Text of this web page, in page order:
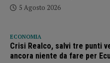
5 Agosto 2026
ECONOMIA
Crisi Realco, salvi tre punti
ancora niente da fare per